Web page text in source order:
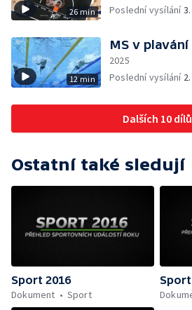
26 min
Poslední vysílání
12 min
MS v plavání
2025
Poslední vysílání
Dalších 10 dílů
Ostatní také sledují
Sport 2016
Dokument
Sport
Sport